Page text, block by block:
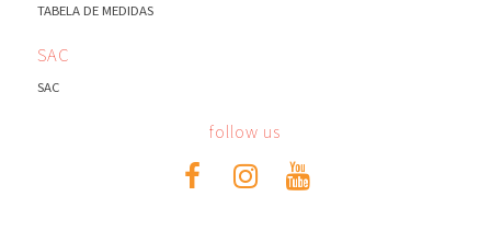
TABELA DE MEDIDAS
SAC
SAC
follow us